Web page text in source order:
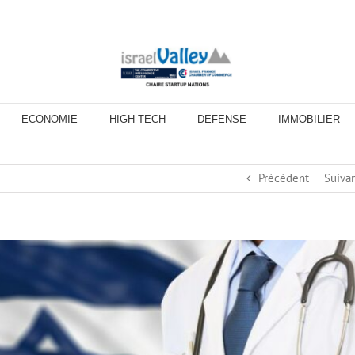
ECONOMIE HIGH-TECH DEFENSE IMMOBILIER
Précédent